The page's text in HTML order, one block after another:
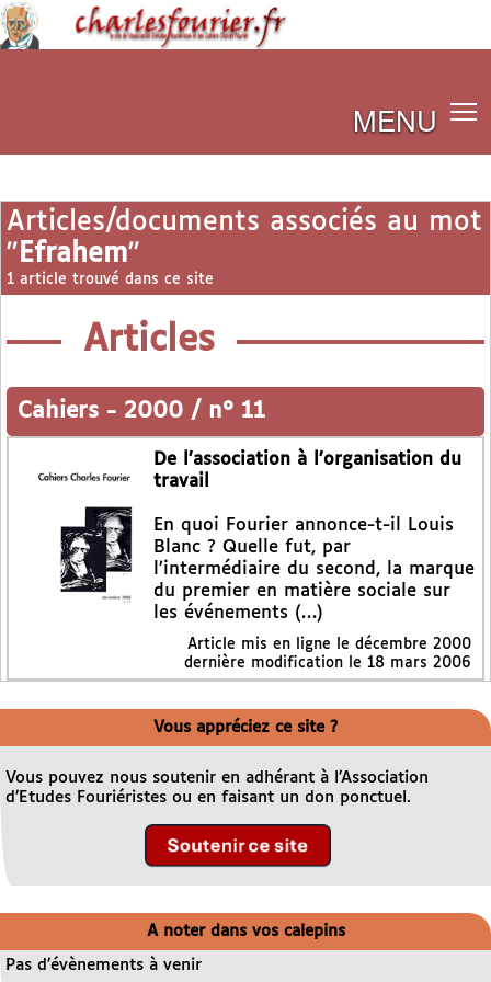
MENU
Articles/documents associés au mot
" Efrahem"
1 article trouvé dans ce site
Articles
Cahiers - 2000 / n° 11
De l’association à l’organisation du
travail
En quoi Fourier annonce-t-il Louis
Blanc ? Quelle fut, par
l’intermédiaire du second, la marque
du premier en matière sociale sur
les événements (…)
Article mis en ligne le décembre 2000
dernière modification le 18 mars 2006
Vous appréciez ce site ?
Vous pouvez nous soutenir en adhérant à l’Association
d’Etudes Fouriéristes ou en faisant un don ponctuel.
A noter dans vos calepins
Pas d’évènements à venir